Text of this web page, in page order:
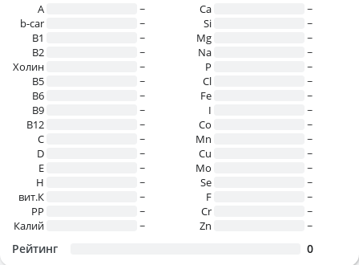
A
~
b-car
~
В1
~
B2
~
Холин
~
B5
~
B6
~
B9
~
B12
~
C
~
D
~
E
~
H
~
вит.К
~
PP
~
Калий
~
Ca
~
Si
~
Mg
~
Na
~
P
~
Cl
~
Fe
~
I
~
Co
~
Mn
~
Cu
~
Mo
~
Se
~
F
~
Cr
~
Zn
~
Рейтинг 0